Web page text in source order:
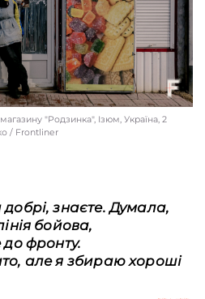
"Родзинка", Ізюм, Україна, 2
/ Frontliner
знаєте. Думала,
бойова,
фронту.
але я збираю хороші